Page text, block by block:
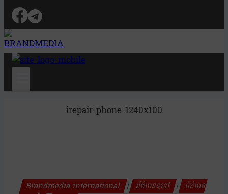
irepair-phone-1240x100
Brandmedia international | ព័ត៌មានទូទៅ | ព័ត៌មាន